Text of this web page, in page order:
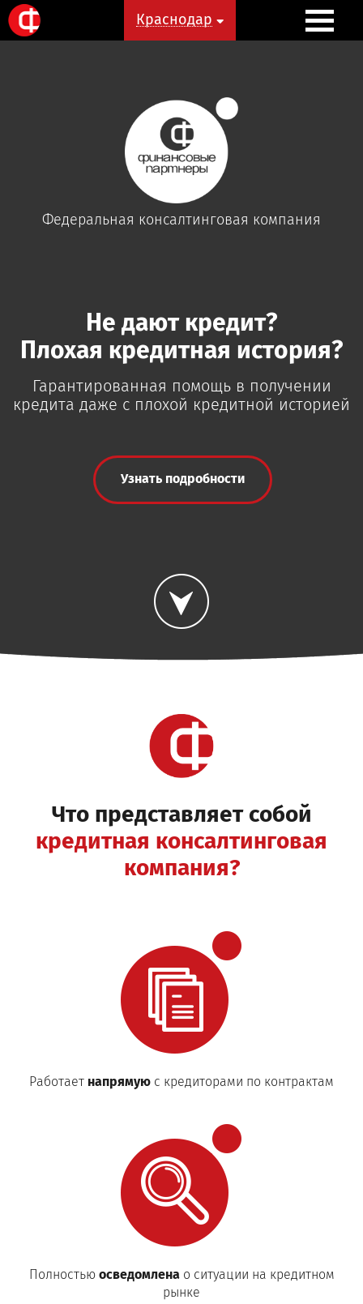
Краснодар
Краснодар
Федеральная консалтинговая компания
Не дают кредит?
Плохая кредитная история?
Гарантированная помощь в получении
кредита даже с плохой кредитной историей
Узнать подробности
Что представляет собой
кредитная консалтинговая
компания?
Работает напрямую с кредиторами по контрактам
Полностьюосведомленао ситуации на кредитном
рынке